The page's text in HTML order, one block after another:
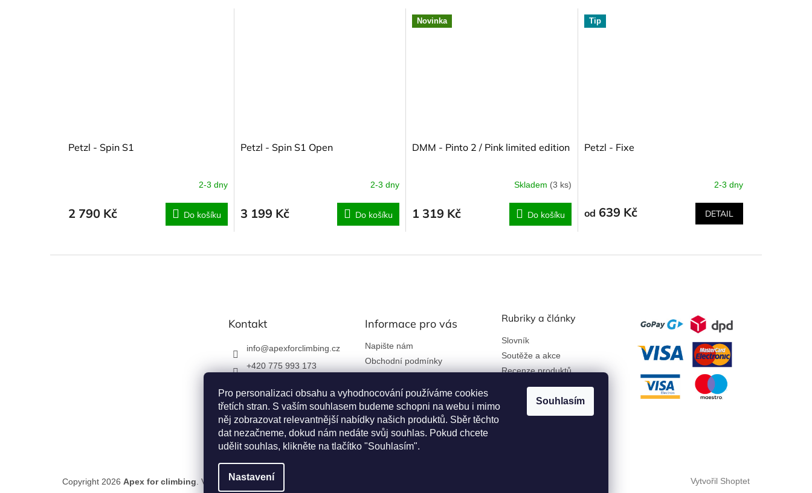
Pro personalizaci obsahu a vyhodnocování používáme cookies
třetích stran. S vaším souhlasem budeme schopni na webu i mimo
něj zobrazovat relevantnější nabídky našich produktů. Sběr těchto
dat nezačneme, dokud nám nedáte svůj souhlas. Pokud chcete
udělit souhlas, klikněte na tlačítko "Souhlasím".
Nastavení
Souhlasím
Petzl - Spin S1
2-3 dny
2 790 Kč Do košíku
Petzl - Spin S1 Open
2-3 dny
3 199 Kč Do košíku
Novinka
DMM - Pinto 2 / Pink limited edition
Skladem (3 ks)
1 319 Kč Do košíku
Tip
Petzl - Fixe
2-3 dny
od 639 Kč DETAIL
Kontakt
info@apexforclimbing.cz
+420 775 993 173
u
apexforclimbing
Informace pro vás
Napište nám
Obchodní podmínky
Ochrana osobních údajů
Kontakty a firemní údaje
Reklamace a vrácení zboží
Věrnostní program
Rubriky a články
Slovník
Soutěže a akce
Recenze produktů
Vytvořil Shoptet
Copyright 2026 Apex for climbing . Všechna práva vyhrazena.